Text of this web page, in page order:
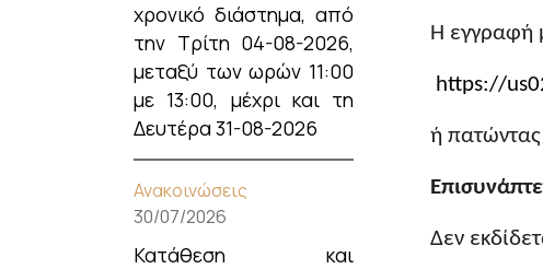
χρονικό διάστημα, από
την Τρίτη 04-08-2026,
μεταξύ των ωρών 11:00
με 13:00, μέχρι και τη
Δευτέρα 31-08-2026
Ανακοινώσεις
30/07/2026
Κατάθεση και
Η εγγραφή
https://us
ή πατώντας
Δεν